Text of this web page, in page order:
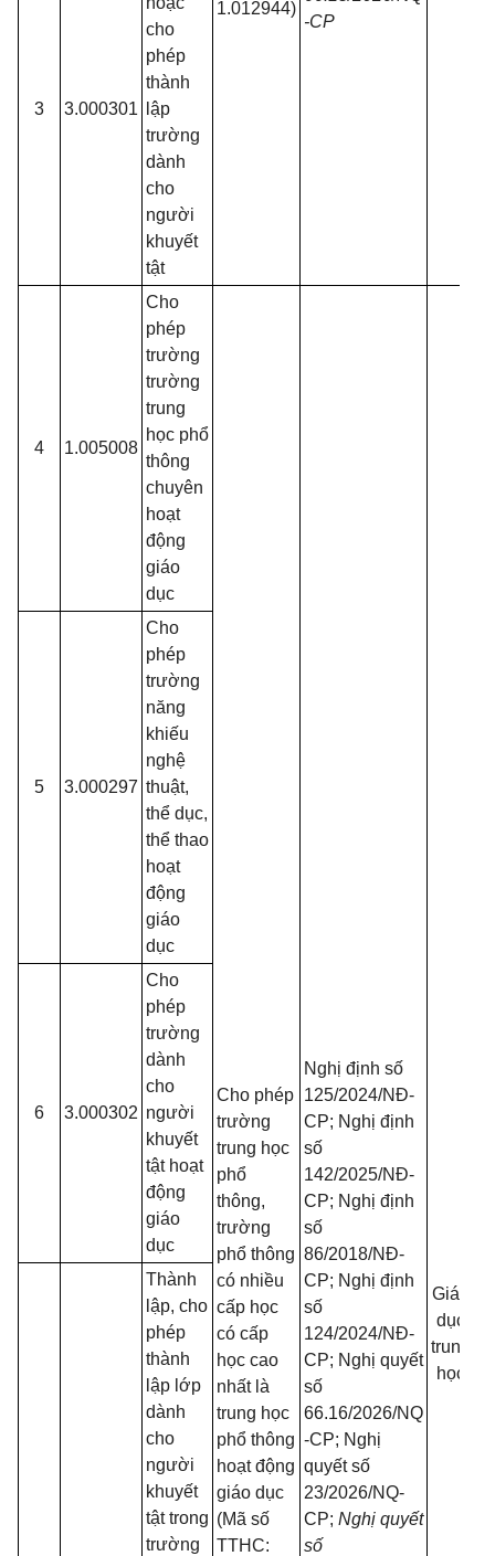
1.012944)
-CP
3 3.000301
cho
phép
thành
lập
trường
dành
cho
người
khuyết
tật
4 1.005008
Cho
phép
trường
trường
trung
học phổ
thông
chuyên
hoạt
động
giáo
dục
Cho phép
trường
trung học
phổ
thông,
trường
phổ thông
có nhiều
cấp học
có cấp
học cao
nhất là
trung học
phổ thông
hoạt động
giáo dục
(Mã số
TTHC:
Nghị định số
125/2024/NĐ-
CP; Nghị định
số
142/2025/NĐ-
CP; Nghị định
số
86/2018/NĐ-
CP; Nghị định
số
124/2024/NĐ-
CP; Nghị quyết
số
66.16/2026/NQ
-CP; Nghị
quyết số
23/2026/NQ-
CP; Nghị quyết
số
Giáo
dục
trung
học
5 3.000297
Cho
phép
trường
năng
khiếu
nghệ
thuật,
thể dục,
thể thao
hoạt
động
giáo
dục
6 3.000302
Cho
phép
trường
dành
cho
người
khuyết
tật hoạt
động
giáo
dục
Thành
lập, cho
phép
thành
lập lớp
dành
cho
người
khuyết
tật trong
trường